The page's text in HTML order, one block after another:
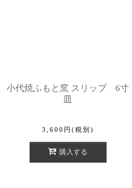
小代焼ふもと窯 スリップ 6寸
皿
3,600 円 (税別)
購入する